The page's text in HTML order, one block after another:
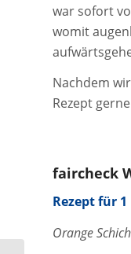
war sofort
womit
Nachdem
Rezept
faircheck
Rezept für 1
Orange